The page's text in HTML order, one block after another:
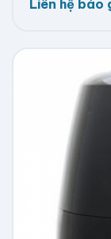
Liên hệ báo